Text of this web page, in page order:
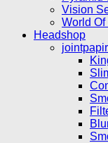
Vision
World
Headshop